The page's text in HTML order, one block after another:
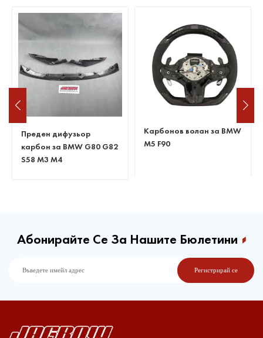
Преден дифузьор
карбон за BMW G80 G82
S58 M3 M4
Карбонов волан за BMW
M5 F90
Абонирайте Се За Нашите Бюлетини